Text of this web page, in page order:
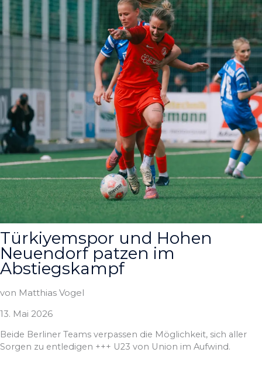
Türkiyemspor und Hohen
Neuendorf patzen im
Abstiegskampf
von Matthias Vogel
13. Mai 2026
Beide Berliner Teams verpassen die Möglichkeit, sich aller
Sorgen zu entledigen +++ U23 von Union im Aufwind.